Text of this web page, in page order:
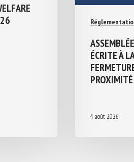
Réglementation
ÉCRITE À
PROXIMITÉ
4 août 2026